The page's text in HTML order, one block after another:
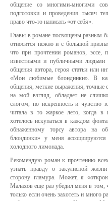
общение со многими-многими
подготовки и проведения тысяч
право что-то написать «от себя».
Главы в романе посвящены разным
относится нежно и с большой
что при прочтении романов, эссе,
известными и публичными
общения автора, героя статьи или
«Мои любимые блондинки». В
общения, меткие выражения, точные
на мой взгляд, обладает не
слогом, но искренность и
читала в то жаркое лето, когда в
хотелось искупаться в каждом
обнаженному торсу автора на
блондинки» у меня
холодного лимонада.
Рекомендую роман к прочтению
узнать правду о закулисной
сторону гламура. Может, я
Малахов еще раз убедил меня в том,
только если очень захотеть и много